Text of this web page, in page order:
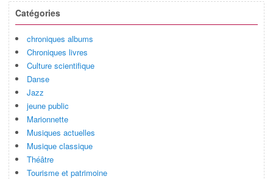
Catégories
chroniques albums
Chroniques livres
Culture scientifique
Danse
Jazz
jeune public
Marionnette
Musiques actuelles
Musique classique
Théâtre
Tourisme et patrimoine